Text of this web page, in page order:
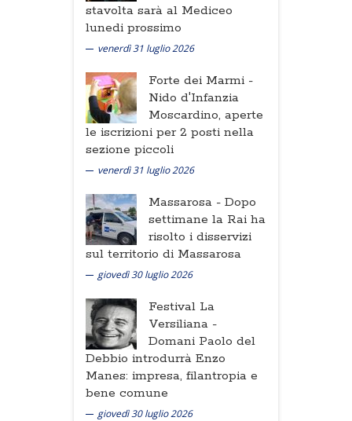
stavolta sarà al Mediceo
lunedi prossimo
venerdì 31 luglio 2026
Forte dei Marmi -
Nido d'Infanzia
Moscardino, aperte
le iscrizioni per 2 posti nella
sezione piccoli
venerdì 31 luglio 2026
Massarosa - Dopo
settimane la Rai ha
risolto i disservizi
sul territorio di Massarosa
giovedì 30 luglio 2026
Festival La
Versiliana -
Domani Paolo del
Debbio introdurrà Enzo
Manes: impresa, filantropia e
bene comune
giovedì 30 luglio 2026